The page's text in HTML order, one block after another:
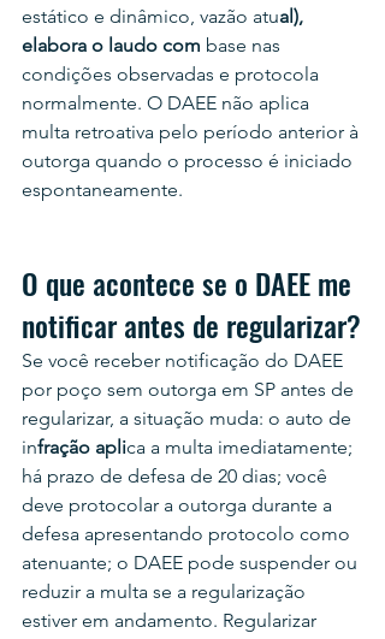
estático e dinâmico, vazão atual),
elabora o laudo com base nas
condições observadas e protocola
normalmente. O DAEE não aplica
multa retroativa pelo período anterior à
outorga quando o processo é iniciado
espontaneamente.
O que acontece se o DAEE me
notificar antes de regularizar?
Se você receber notificação do DAEE
por poço sem outorga em SP antes de
regularizar, a situação muda: o auto de
infração aplica a multa imediatamente;
há prazo de defesa de 20 dias; você
deve protocolar a outorga durante a
defesa apresentando protocolo como
atenuante; o DAEE pode suspender ou
reduzir a multa se a regularização
estiver em andamento. Regularizar